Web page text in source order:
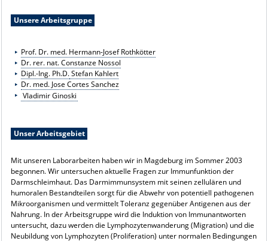
KONTAKT
Unsere Arbeitsgruppe
Prof. Dr. med. Hermann-Josef Rothkötter
Dr. rer. nat. Constanze Nossol
Dipl.-Ing. Ph.D.Stefan Kahlert
Dr. med. Jose Cortes Sanchez
Vladimir Ginoski
Unser Arbeitsgebiet
Mit unseren Laborarbeiten haben wir in Magdeburg im Sommer 2003
begonnen. Wir untersuchen aktuelle Fragen zur Immunfunktion der
Darmschleimhaut. Das Darmimmunsystem mit seinen zellulären und
humoralen Bestandteilen sorgt für die Abwehr von potentiell pathogenen
Mikroorganismen und vermittelt Toleranz gegenüber Antigenen aus der
Nahrung. In der Arbeitsgruppe wird die Induktion von Immunantworten
untersucht, dazu werden die Lymphozytenwanderung (Migration) und die
Neubildung von Lymphozyten (Proliferation) unter normalen Bedingungen